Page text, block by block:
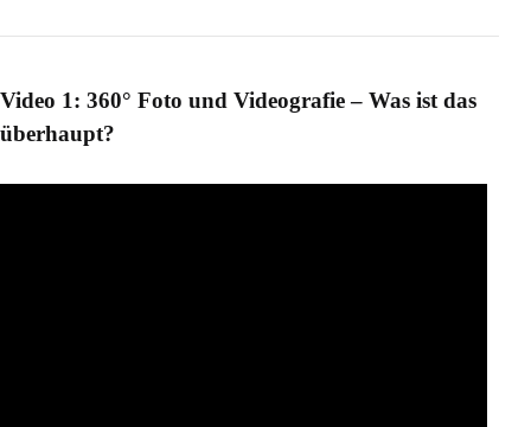
Video 1: 360° Foto und Videografie – Was ist das
überhaupt?